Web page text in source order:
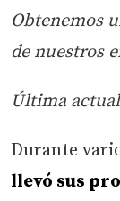
Obtenemos
de nuestros
Última
Durante
llevó sus